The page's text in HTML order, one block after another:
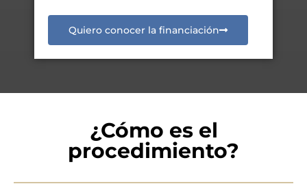
Quiero conocer la financiación
¿Cómo es el
procedimiento?